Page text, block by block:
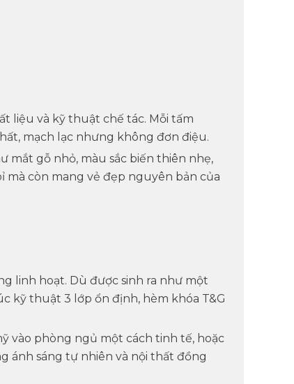
liệu và kỹ thuật chế tác. Mỗi tấm
mạch lạc nhưng không đơn điệu.
mắt gỗ nhỏ, màu sắc biến thiên nhẹ,
mà còn mang vẻ đẹp nguyên bản của
linh hoạt. Dù được sinh ra như một
kỹ thuật 3 lớp ổn định, hèm khóa T&G
vào phòng ngủ một cách tinh tế, hoặc
ánh sáng tự nhiên và nội thất đồng